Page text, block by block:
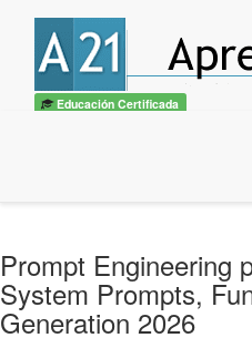
Quiero ser experto →
Educación Certificada
Prompt Engineering
System Prompts,
Generation 2026